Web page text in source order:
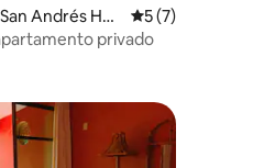
5, 11 avaliações
Andrés Hua
5 de uma
5 (7)
privado